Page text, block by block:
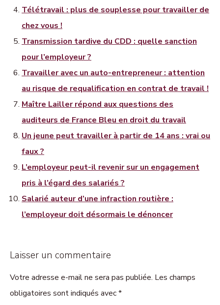
Télétravail : plus de souplesse pour travailler de
chez vous !
Transmission tardive du CDD : quelle sanction
pour l’employeur ?
Travailler avec un auto-entrepreneur : attention
au risque de requalification en contrat de travail !
Maître Lailler répond aux questions des
auditeurs de France Bleu en droit du travail
Un jeune peut travailler à partir de 14 ans : vrai ou
faux ?
L’employeur peut-il revenir sur un engagement
pris à l’égard des salariés ?
Salarié auteur d’une infraction routière :
l’employeur doit désormais le dénoncer
Laisser un commentaire
Votre adresse e-mail ne sera pas publiée. Les champs
obligatoires sont indiqués avec *